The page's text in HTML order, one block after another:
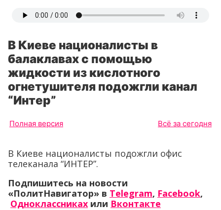
В Киеве националисты в
балаклавах с помощью
жидкости из кислотного
огнетушителя подожгли канал
“Интер”
Полная версия Всё за сегодня
В Киеве националисты подожгли офис
телеканала “ИНТЕР”.
Подпишитесь на новости
«ПолитНавигатор» в Telegram, Facebook,
Одноклассниках или Вконтакте